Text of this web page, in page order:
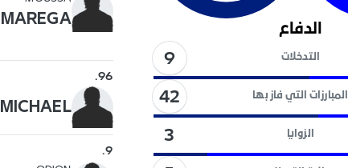
الدفاع
التدخلات
9
المبارزات التي فاز بها
42
الزوايا
3
MAREGA
96
.
MICHAEL
9
.